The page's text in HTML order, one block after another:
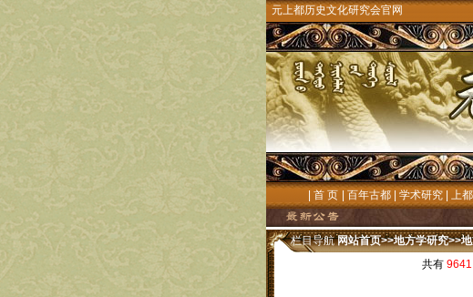
元上都历史文化研究会官网
首 页 百年古都 学术研究 上
栏目导航 网站首页>>地方学研究>>
共有 9641